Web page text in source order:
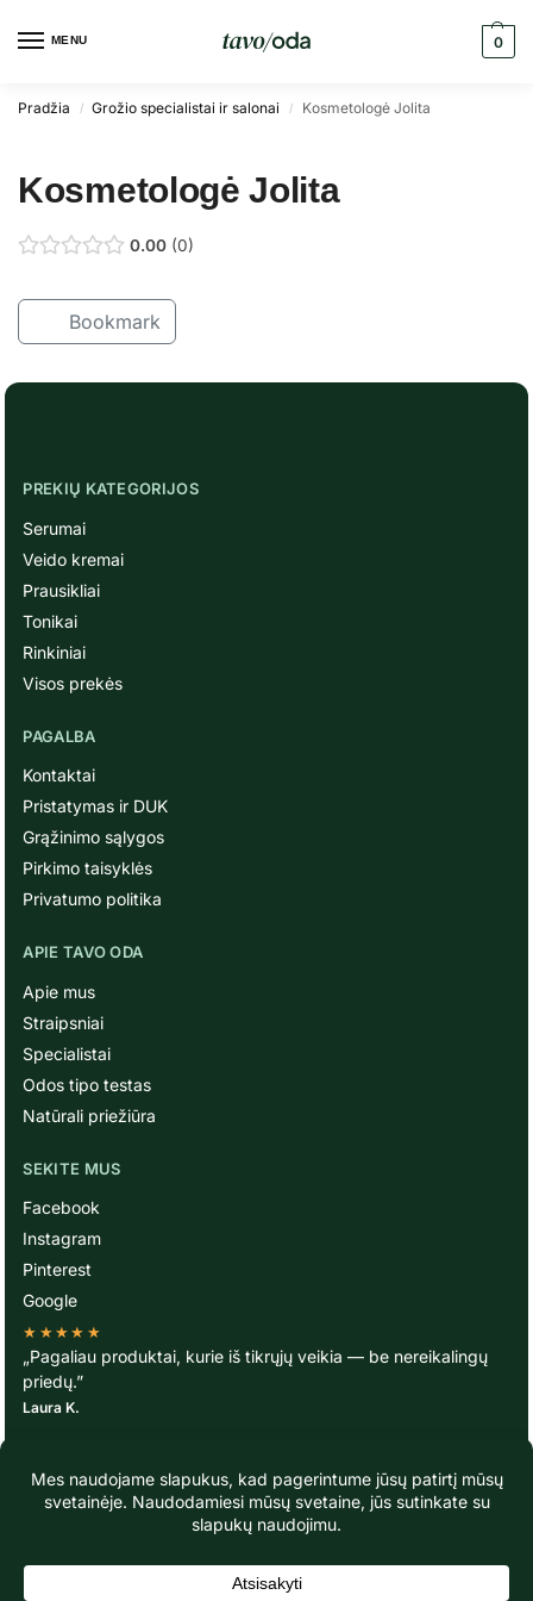
MENU 0
Pradžia / Grožio specialistai ir salonai / Kosmetologė Jolita
Kosmetologė Jolita
0.00 0
Bookmark
PREKIŲ KATEGORIJOS
Serumai
Veido kremai
Prausikliai
Tonikai
Rinkiniai
Visos prekės
PAGALBA
Kontaktai
Pristatymas ir DUK
Grąžinimo sąlygos
Pirkimo taisyklės
Privatumo politika
APIE TAVO ODA
Apie mus
Straipsniai
Specialistai
Odos tipo testas
Natūrali priežiūra
SEKITE MUS
Facebook
Instagram
Pinterest
Google
★★★★★
„Pagaliau produktai, kurie iš tikrųjų veikia — be nereikalingų
priedų.”
Laura K.
© TavoOda.lt 2020-2026